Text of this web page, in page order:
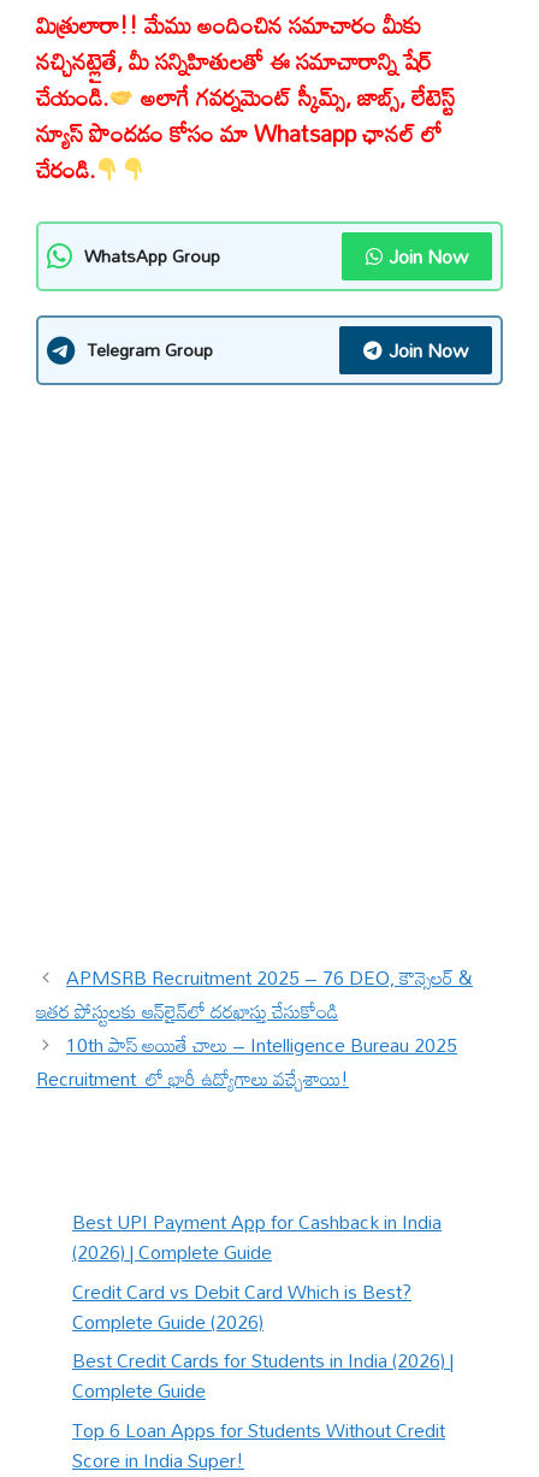
మిత్రులారా!! మేము అందించిన సమాచారం మీకు
నచ్చినట్లైతే, మీ సన్నిహితులతో ఈ సమాచారాన్ని షేర్
చేయండి.
అలాగే గవర్నమెంట్ స్కీమ్స్, జాబ్స్, లేటెస్ట్
న్యూస్ పొందడం కోసం మా Whatsapp ఛానల్ లో
చేరండి.
WhatsApp Group Join Now
Telegram Group Join Now
APMSRB Recruitment 2025 – 76 DEO, కౌన్సెలర్ &
ఇతర పోస్టులకు ఆన్‌లైన్‌లో దరఖాస్తు చేసుకోండి
10th పాస్ అయితే చాలు – Intelligence Bureau 2025
Recruitment లో భారీ ఉద్యోగాలు వచ్చేశాయి!
Best UPI Payment App for Cashback in India
(2026) | Complete Guide
Credit Card vs Debit Card Which is Best?
Complete Guide (2026)
Best Credit Cards for Students in India (2026) |
Complete Guide
Top 6 Loan Apps for Students Without Credit
Score in India Super!